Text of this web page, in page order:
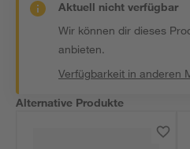
Aktuell nicht verfügbar
Wir können dir dieses
anbieten.
Verfügbarkeit in anderen
Alternative Produkte